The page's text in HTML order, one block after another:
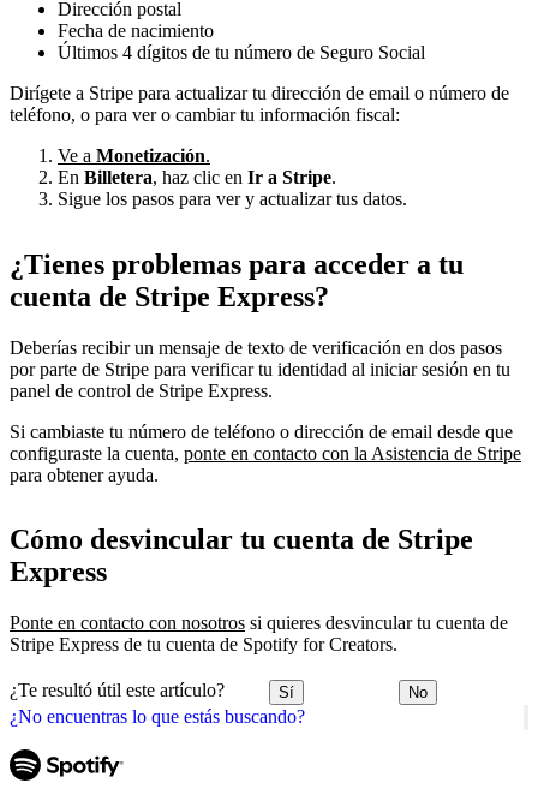
¿No encuentras lo que estás buscando?
Dirección postal
Fecha de nacimiento
Últimos 4 dígitos de tu número de Seguro Social
Dirígete a Stripe para actualizar tu dirección de email o número de
teléfono, o para ver o cambiar tu información fiscal:
Ve a Monetización.
En Billetera, haz clic en Ir a Stripe.
Sigue los pasos para ver y actualizar tus datos.
¿Tienes problemas para acceder a tu
cuenta de Stripe Express?
Deberías recibir un mensaje de texto de verificación en dos pasos
por parte de Stripe para verificar tu identidad al iniciar sesión en tu
panel de control de Stripe Express.
Si cambiaste tu número de teléfono o dirección de email desde que
configuraste la cuenta, ponte en contacto con la Asistencia de Stripe
para obtener ayuda.
Cómo desvincular tu cuenta de Stripe
Express
Ponte en contacto con nosotros si quieres desvincular tu cuenta de
Stripe Express de tu cuenta de Spotify for Creators.
¿Te resultó útil este artículo? Sí No